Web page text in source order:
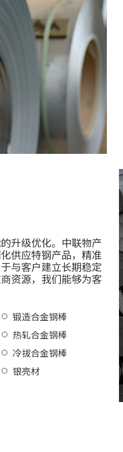
升级优化。中联物产
供应特钢产品，精准
与客户建立长期稳定
资源，我们能够为客
锻造合金钢棒
热轧合金钢棒
冷拔合金钢棒
银亮材